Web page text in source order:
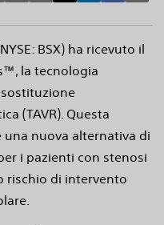
BSX) ha ricevuto il
la tecnologia
(TAVR). Questa
nuova alternativa di
i pazienti con stenosi
rischio di intervento